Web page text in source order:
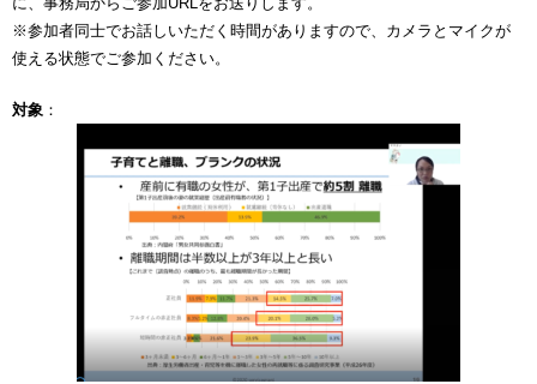
※参加者同士でお話しいただく時間がありますので、カメラとマイクが
使える状態でご参加ください。
対象 ：